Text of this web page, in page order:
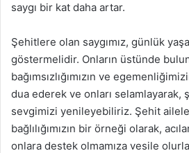
saygı bir kat daha artar.
Şehitlere olan saygımız, günlük
göstermelidir. Onların üstünde
bağımsızlığımızın ve
dua ederek ve onları selamlayarak,
sevgimizi yenileyebiliriz. Şehit
bağlılığımızın bir örneği olarak,
onlara destek olmamıza vesile